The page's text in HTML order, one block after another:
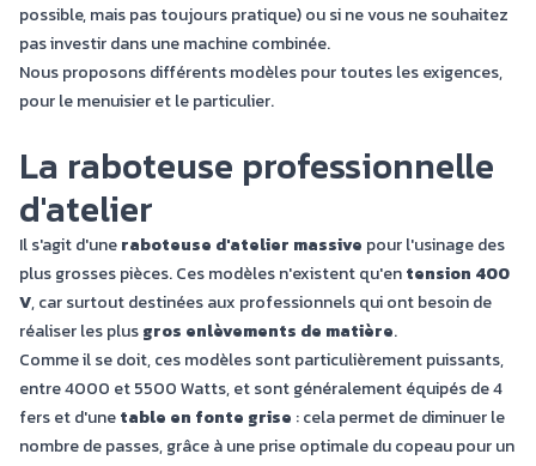
possible, mais pas toujours pratique) ou si ne vous ne souhaitez
pas investir dans une machine combinée.
Nous proposons différents modèles pour toutes les exigences,
pour le menuisier et le particulier.
La raboteuse professionnelle
d'atelier
Il s'agit d'uneraboteuse d'atelier massive pour l'usinage des
plus grosses pièces. Ces modèles n'existent qu'entension 400
V, car surtout destinées aux professionnels qui ont besoin de
réaliser les plusgros enlèvements de matière.
Comme il se doit, ces modèles sont particulièrement puissants,
entre 4000 et 5500 Watts, et sont généralement équipés de 4
fers et d'unetable en fonte grise : cela permet de diminuer le
nombre de passes, grâce à une prise optimale du copeau pour un